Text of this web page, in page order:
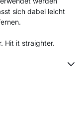
sich dabei leicht
Hit it straighter.